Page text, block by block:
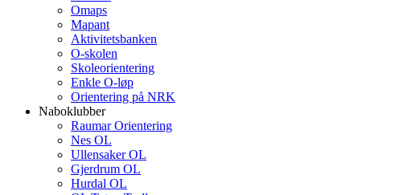
Omaps
Mapant
Aktivitetsbanken
O-skolen
Skoleorientering
Enkle O-løp
Orientering på NRK
Naboklubber
Raumar Orientering
Nes OL
Ullensaker OL
Gjerdrum OL
Hurdal OL